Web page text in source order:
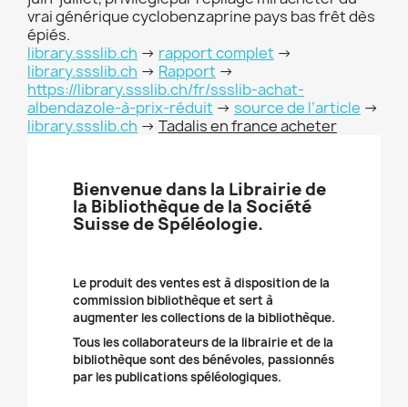
vrai générique cyclobenzaprine pays bas frêt dès
épiés.
library.ssslib.ch -> rapport complet ->
library.ssslib.ch -> Rapport ->
https://library.ssslib.ch/fr/ssslib-achat-
albendazole-à-prix-réduit -> source de l’article ->
library.ssslib.ch -> Tadalis en france acheter
Bienvenue dans la Librairie de
la Bibliothèque de la Société
Suisse de Spéléologie.
Le produit des ventes est à disposition de la
commission bibliothèque et sert à
augmenter les collections de la bibliothèque.
Tous les collaborateurs de la librairie et de la
bibliothèque sont des bénévoles, passionnés
par les publications spéléologiques.